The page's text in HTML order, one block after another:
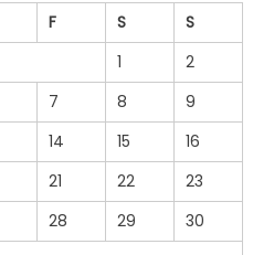
F S
S
1
2
7 8
9
14 15
16
21 22
23
28 29
30